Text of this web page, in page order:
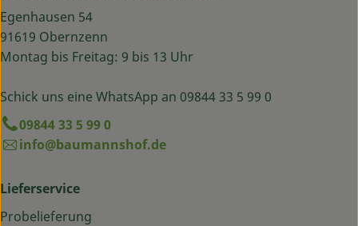
Egenhausen 54
91619 Obernzenn
Montag bis Freitag: 9 bis 13 Uhr
Schick uns eine WhatsApp an 09844 33 5 99 0
09844 33 5 99 0
info@baumannshof.de
Lieferservice
Probelieferung